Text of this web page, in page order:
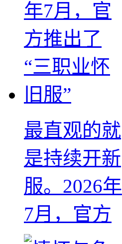
最直观的就
是持续开新
服。2026年
7月，官方